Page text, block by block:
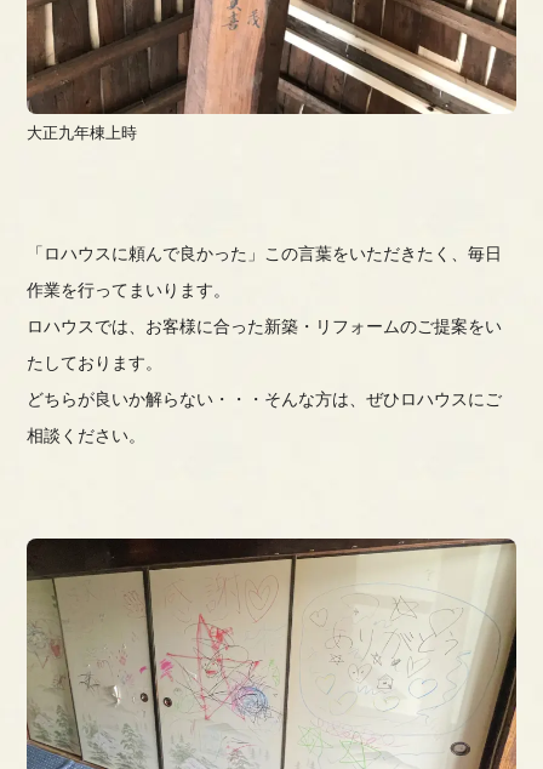
大正九年棟上時
「ロハウスに頼んで良かった」この言葉をいただきたく、毎日
作業を行ってまいります。
ロハウスでは、お客様に合った新築・リフォームのご提案をい
たしております。
どちらが良いか解らない・・・そんな方は、ぜひロハウスにご
相談ください。